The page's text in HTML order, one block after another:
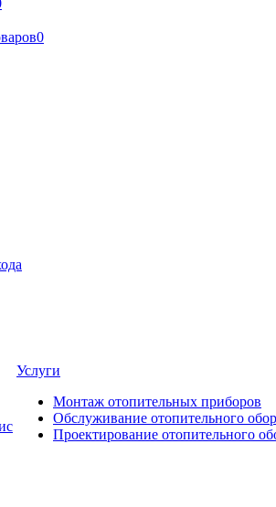
0
Услуги
Монтаж отопительных приборов
Обслуживание отопительного
Проектирование отопительного